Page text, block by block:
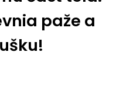
paže a